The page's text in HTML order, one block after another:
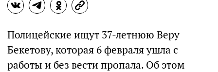
Полицейские ищут 37-летнюю Веру
Бекетову, которая 6 февраля ушла с
работы и без вести пропала. Об этом